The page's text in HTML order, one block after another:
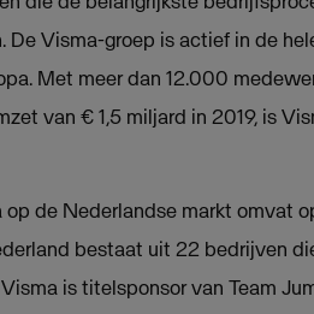
De Visma-groep is actief in de
Met meer dan 12.000
van € 1,5 miljard in 2019, is
de Nederlandse markt omvat
bestaat uit 22 bedrijven
is titelsponsor van Team